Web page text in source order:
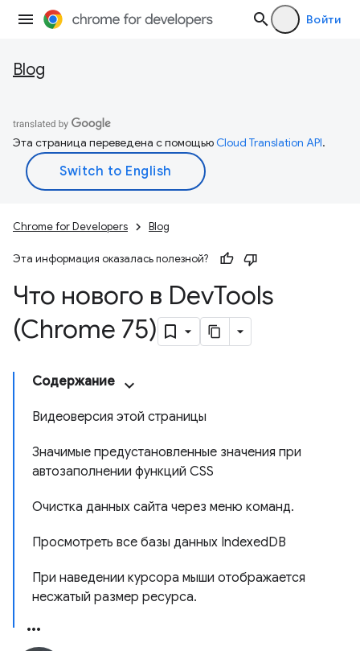
Войти
Blog
Эта страница переведена с помощьюCloud Translation API.
Chrome for Developers Blog
Эта информация оказалась полезной?
Что нового в DevTools
(Chrome 75)
Содержание
Видеоверсия этой страницы
Значимые предустановленные значения при
автозаполнении функций CSS
Очистка данных сайта через меню команд.
Просмотреть все базы данных IndexedDB
При наведении курсора мыши отображается
несжатый размер ресурса.